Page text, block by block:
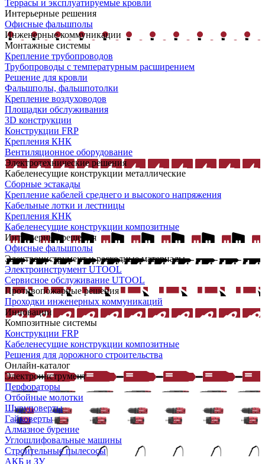
Террасы и эксплуатируемые кровли
Интерьерные решения
Офисные фальшполы
Инженерные коммуникации
Монтажные системы
Крепление трубопроводов
Трубопроводы с температурным расширением
Решение для кровли
Фальшполы, фальшпотолки
Крепление воздуховодов
Площадки обслуживания
3D конструкции
Конструкции FRP
Крепления КНК
Вентиляционное оборудование
Электротехнические решения
Кабеленесущие конструкции металлические
Сборные эстакады
Крепление кабелей среднего и высокого напряжения
Кабельные лотки и лестницы
Крепления КНК
Кабеленесущие конструкции композитные
Интерьерные решения
Офисные фальшполы
Электроинструмент и расходные материалы
Электроинструмент UTOOL
Сервисное обслуживание UTOOL
Противопожарные решения
Проходки инженерных коммуникаций
Инновации
Композитные системы
Конструкции FRP
Кабеленесущие конструкции композитные
Решения для дорожного строительства
Онлайн-каталог
Электроинструмент
Перфораторы
Отбойные молотки
Шуруповерты
Гайковерты
Алмазное бурение
Углошлифовальные машины
Строительные пылесосы
АКБ и ЗУ